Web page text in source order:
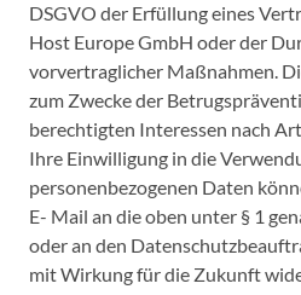
DSGVO der Erfüllung eines
Host Europe GmbH oder der
vorvertraglicher Maßnahmen.
zum Zwecke der
berechtigten Interessen nach
Ihre Einwilligung in die
personenbezogenen Daten
E- Mail an die oben unter § 1
oder an den
mit Wirkung für die Zukunft